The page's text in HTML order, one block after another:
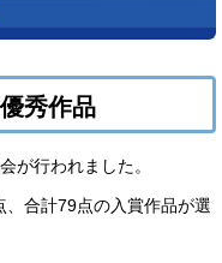
秀作品
が行われました。
合計79点の入賞作品が選